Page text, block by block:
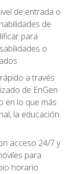
de entrada o
de
para
o
a través
de EnGen
en lo que más
la educación
acceso 24/7 y
para
horario